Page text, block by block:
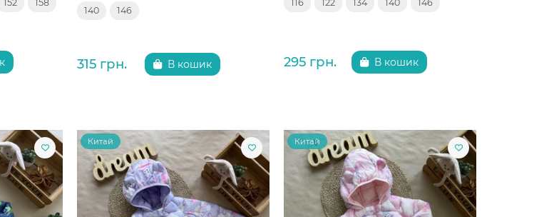
152 158
140 146
315 грн. В кошик
116 122 134 140 146
295 грн. В кошик
Китай Китай